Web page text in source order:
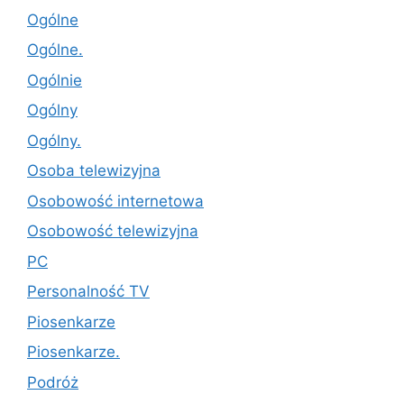
Ogólne
Ogólne.
Ogólnie
Ogólny
Ogólny.
Osoba telewizyjna
Osobowość internetowa
Osobowość telewizyjna
PC
Personalność TV
Piosenkarze
Piosenkarze.
Podróż